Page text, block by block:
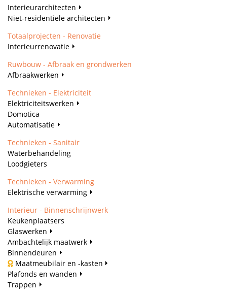
Interieurarchitecten
Niet-residentiële architecten
Totaalprojecten - Renovatie
Interieurrenovatie
Ruwbouw - Afbraak en grondwerken
Afbraakwerken
Technieken - Elektriciteit
Elektriciteitswerken
Domotica
Automatisatie
Technieken - Sanitair
Waterbehandeling
Loodgieters
Technieken - Verwarming
Elektrische verwarming
Interieur - Binnenschrijnwerk
Keukenplaatsers
Glaswerken
Ambachtelijk maatwerk
Binnendeuren
Maatmeubilair en -kasten
Plafonds en wanden
Trappen